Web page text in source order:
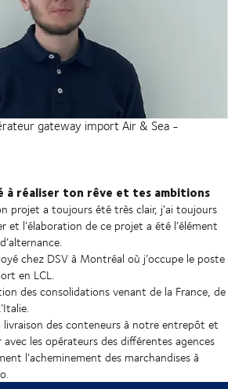
gateway import Air & Sea -
à réaliser ton rêve et tes ambitions
projet a toujours été très clair, j’ai toujours
et l’élaboration de ce projet a été l’élément
chez DSV à Montréal où j’occupe le poste
en LCL.
des consolidations venant de la France, de
livraison des conteneurs à notre entrepôt et
les opérateurs des différentes agences
l’acheminement des marchandises à